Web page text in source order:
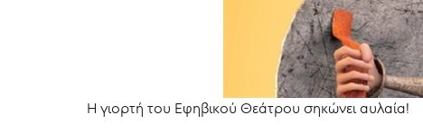
Η γιορτή του Εφηβικού Θεάτρου σηκώνει αυλαία!